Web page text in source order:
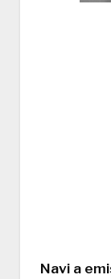
Navi a